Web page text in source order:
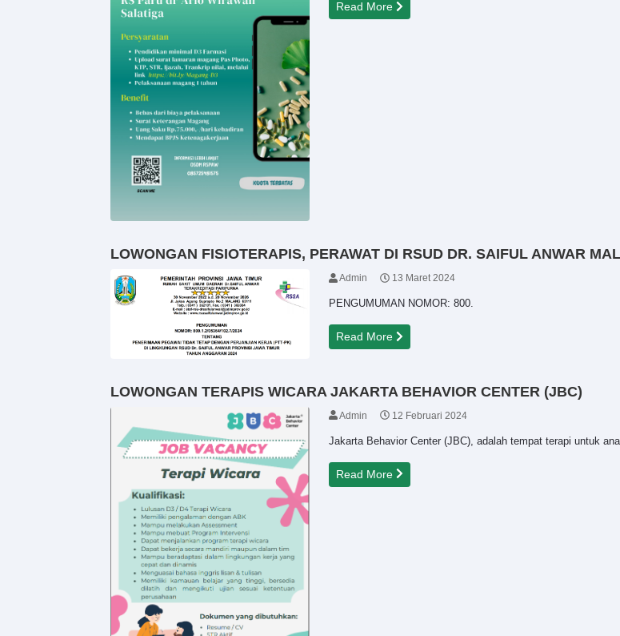
Read More
LOWONGAN FISIOTERAPIS, PERAWAT DI RSUD DR. SAIFUL ANWAR
Admin 13 Maret 2024
PENGUMUMAN NOMOR: 800.
Read More
LOWONGAN TERAPIS WICARA JAKARTA BEHAVIOR CENTER (JBC)
Admin 12 Februari 2024
Jakarta Behavior Center (JBC), adalah tempat terapi untuk
Read More